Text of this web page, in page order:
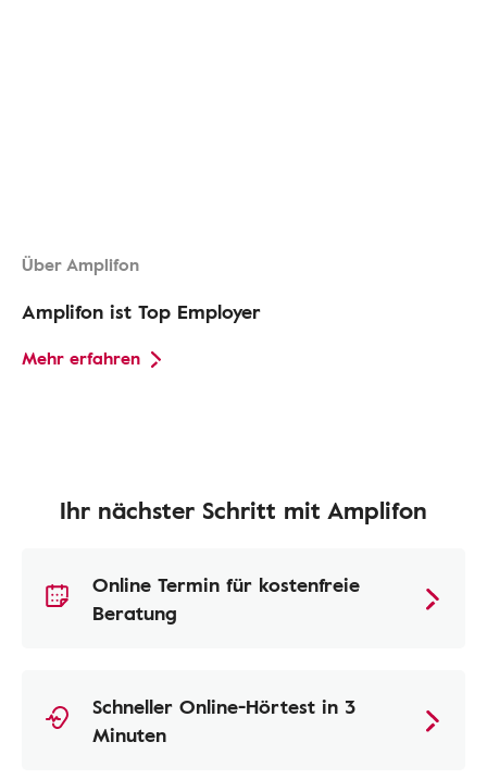
Über Amplifon
Amplifon ist Top Employer
Mehr erfahren
Ihr nächster Schritt mit Amplifon
Online Termin für kostenfreie
Beratung
Schneller Online-Hörtest in 3
Minuten